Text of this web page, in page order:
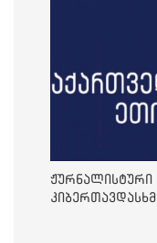
ჟურნალისტური